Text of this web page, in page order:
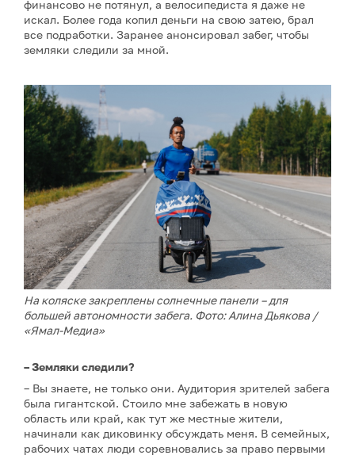
финансово не потянул, а велосипедиста я даже не
искал. Более года копил деньги на свою затею, брал
все подработки. Заранее анонсировал забег, чтобы
земляки следили за мной.
На коляске закреплены солнечные панели – для
большей автономности забега. Фото: Алина Дьякова /
«Ямал-Медиа»
– Земляки следили?
– Вы знаете, не только они. Аудитория зрителей забега
была гигантской. Стоило мне забежать в новую
область или край, как тут же местные жители,
начинали как диковинку обсуждать меня. В семейных,
рабочих чатах люди соревновались за право первыми